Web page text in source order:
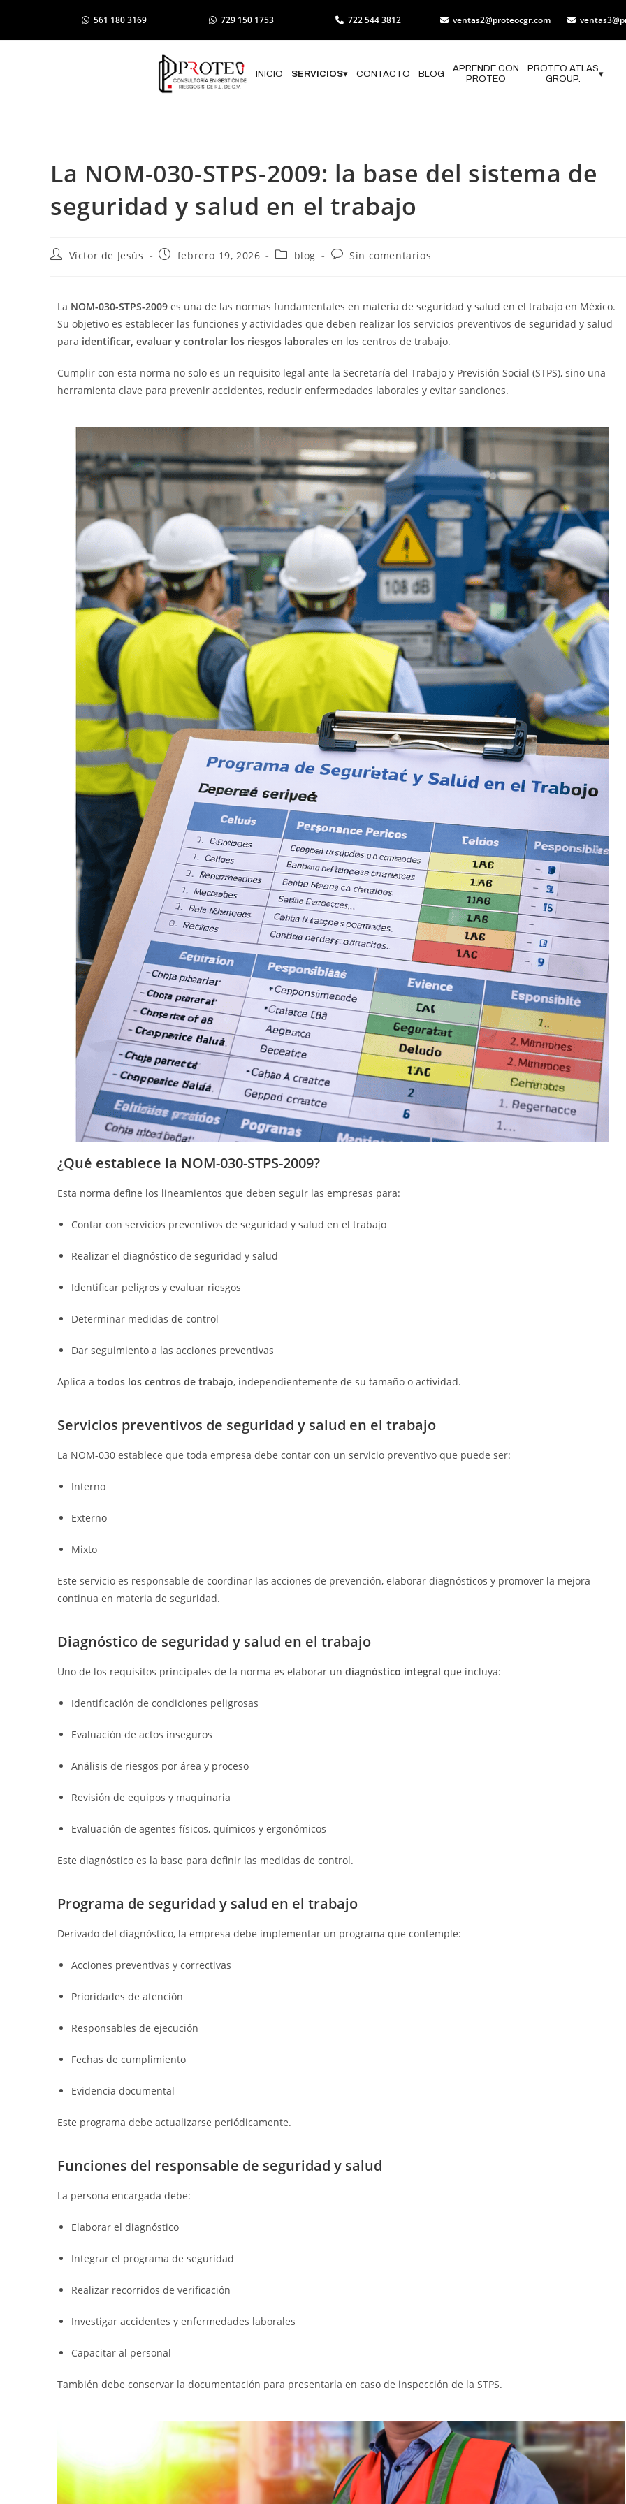
561 180 3169 729 150 1753 722 544 3812 ventas2@proteocgr.com
INICIO SERVICIOS▾ CONTACTO BLOG
APRENDE CON
PROTEO
PROTEO ATLAS
GROUP.
▾
La NOM-030-STPS-2009: la base del sistema de
seguridad y salud en el trabajo
Víctor de Jesús febrero 19, 2026 blog Sin comentarios
La NOM-030-STPS-2009 es una de las normas fundamentales en materia de seguridad y salud en el trabajo en México.
Su objetivo es establecer las funciones y actividades que deben realizar los servicios preventivos de seguridad y salud
para identificar, evaluar y controlar los riesgos laborales en los centros de trabajo.
Cumplir con esta norma no solo es un requisito legal ante la Secretaría del Trabajo y Previsión Social (STPS), sino una
herramienta clave para prevenir accidentes, reducir enfermedades laborales y evitar sanciones.
¿Qué establece la NOM-030-STPS-2009?
Esta norma define los lineamientos que deben seguir las empresas para:
Contar con servicios preventivos de seguridad y salud en el trabajo
Realizar el diagnóstico de seguridad y salud
Identificar peligros y evaluar riesgos
Determinar medidas de control
Dar seguimiento a las acciones preventivas
Aplica a todos los centros de trabajo, independientemente de su tamaño o actividad.
Servicios preventivos de seguridad y salud en el trabajo
La NOM-030 establece que toda empresa debe contar con un servicio preventivo que puede ser:
Interno
Externo
Mixto
Este servicio es responsable de coordinar las acciones de prevención, elaborar diagnósticos y promover la mejora
continua en materia de seguridad.
Diagnóstico de seguridad y salud en el trabajo
Uno de los requisitos principales de la norma es elaborar un diagnóstico integral que incluya:
Identificación de condiciones peligrosas
Evaluación de actos inseguros
Análisis de riesgos por área y proceso
Revisión de equipos y maquinaria
Evaluación de agentes físicos, químicos y ergonómicos
Este diagnóstico es la base para definir las medidas de control.
Programa de seguridad y salud en el trabajo
Derivado del diagnóstico, la empresa debe implementar un programa que contemple:
Acciones preventivas y correctivas
Prioridades de atención
Responsables de ejecución
Fechas de cumplimiento
Evidencia documental
Este programa debe actualizarse periódicamente.
Funciones del responsable de seguridad y salud
La persona encargada debe:
Elaborar el diagnóstico
Integrar el programa de seguridad
Realizar recorridos de verificación
Investigar accidentes y enfermedades laborales
Capacitar al personal
También debe conservar la documentación para presentarla en caso de inspección de la STPS.